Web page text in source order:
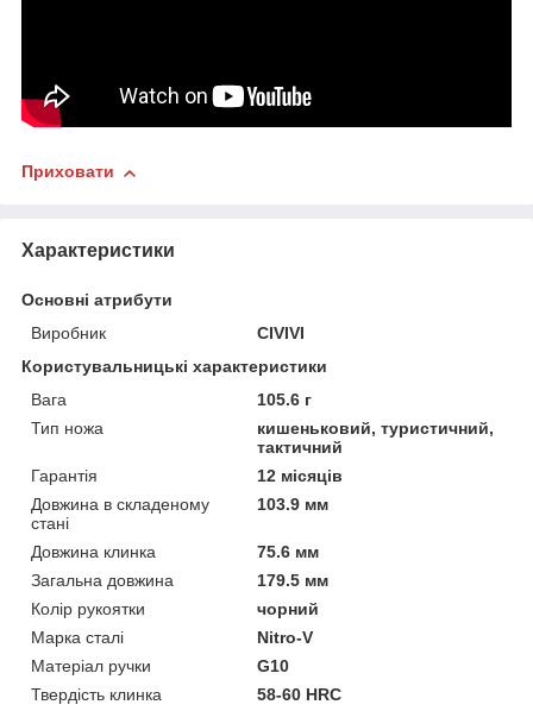
Приховати
Характеристики
Основні атрибути
Виробник
CIVIVI
Користувальницькі характеристики
Вага
105.6 г
Тип ножа
кишеньковий, туристичний,
тактичний
Гарантія
12 місяців
Довжина в складеному
стані
103.9 мм
Довжина клинка
75.6 мм
Загальна довжина
179.5 мм
Колір рукоятки
чорний
Марка сталі
Nitro-V
Матеріал ручки
G10
Твердість клинка
58-60 HRC